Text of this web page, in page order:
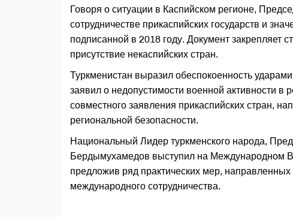
Говоря о ситуации в Каспийском регионе,
сотрудничестве прикаспийских государств и
подписанной в 2018 году. Документ закрепляет
присутствие некаспийских стран.
Туркменистан выразил обеспокоенность
заявил о недопустимости военной активности
совместного заявления прикаспийских стран,
региональной безопасности.
Национальный Лидер туркменского народа,
Бердымухамедов выступил на Международном
предложив ряд практических мер,
международного сотрудничества.